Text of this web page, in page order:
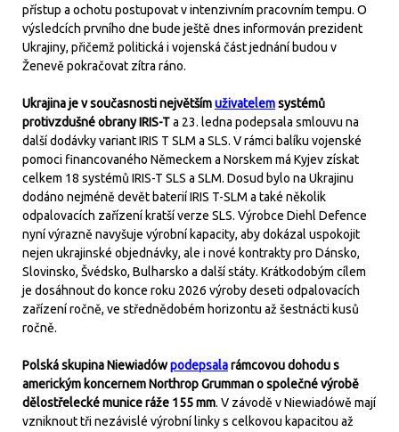
přístup a ochotu postupovat v intenzivním pracovním tempu. O
výsledcích prvního dne bude ještě dnes informován prezident
Ukrajiny, přičemž politická i vojenská část jednání budou v
Ženevě pokračovat zítra ráno.
Ukrajina je v současnosti největšímuživatelemsystémů
protivzdušné obrany IRIS-Ta 23. ledna podepsala smlouvu na
další dodávky variant IRIS T SLM a SLS. V rámci balíku vojenské
pomoci financovaného Německem a Norskem má Kyjev získat
celkem 18 systémů IRIS-T SLS a SLM. Dosud bylo na Ukrajinu
dodáno nejméně devět baterií IRIS T-SLM a také několik
odpalovacích zařízení kratší verze SLS. Výrobce Diehl Defence
nyní výrazně navyšuje výrobní kapacity, aby dokázal uspokojit
nejen ukrajinské objednávky, ale i nové kontrakty pro Dánsko,
Slovinsko, Švédsko, Bulharsko a další státy. Krátkodobým cílem
je dosáhnout do konce roku 2026 výroby deseti odpalovacích
zařízení ročně, ve střednědobém horizontu až šestnácti kusů
ročně.
Polská skupina Niewiadówpodepsalarámcovou dohodu s
americkým koncernem Northrop Grumman o společné výrobě
dělostřelecké munice ráže 155 mm. V závodě v Niewiadówě mají
vzniknout tři nezávislé výrobní linky s celkovou kapacitou až